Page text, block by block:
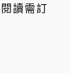
讀需訂